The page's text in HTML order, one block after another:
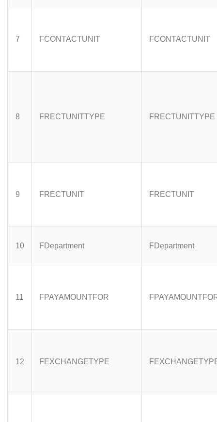
7 FCONTACTUNIT FCONTACTUNIT
8 FRECTUNITTYPE FRECTUNITTYPE
9 FRECTUNIT FRECTUNIT
10 FDepartment FDepartment
11 FPAYAMOUNTFOR
12 FEXCHANGETYPE